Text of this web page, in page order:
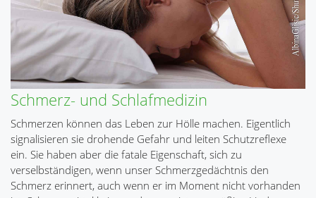
Schmerz- und Schlafmedizin
Schmerzen können das Leben zur Hölle machen. Eigentlich
signalisieren sie drohende Gefahr und leiten Schutzreflexe
ein. Sie haben aber die fatale Eigenschaft, sich zu
verselbständigen, wenn unser Schmerzgedächtnis den
Schmerz erinnert, auch wenn er im Moment nicht vorhanden